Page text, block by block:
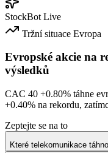
StockBot Live
Tržní situace Evropa
Evropské akcie na
výsledků
CAC 40 +0.80% táhne
+0.40% na rekordu,
Zeptejte se na to
Které telekomunikace